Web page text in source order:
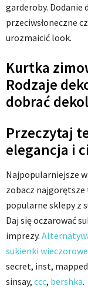
garderoby.
przeciwsłoneczne
urozmaicić look.
Kurtka
Rodzaje
dobrać
Przeczytaj
elegancja i
Najpopularniejsze
zobacz najgorętsze
popularne sklepy z
Daj się oczarować
imprezy.
sukienki
secret, inst,
sinsay, ccc, bershka.